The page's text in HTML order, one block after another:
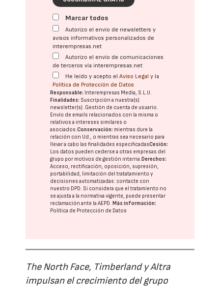
Marcar todos
Autorizo el envío de newsletters y
avisos informativos personalizados de
interempresas.net
Autorizo el envío de comunicaciones
de terceros vía interempresas.net
He leído y acepto elAviso Legal y la
Política de Protección de Datos
Responsable: Interempresas Media, S.L.U.
Finalidades: Suscripción a nuestra(s)
newsletter(s). Gestión de cuenta de usuario.
Envío de emails relacionados con la misma o
relativos a intereses similares o
asociados.Conservación: mientras dure la
relación con Ud., o mientras sea necesario para
llevar a cabo las finalidades especificadasCesión:
Los datos pueden cederse a otras empresas del
grupo por motivos de gestión interna.Derechos:
Acceso, rectificación, oposición, supresión,
portabilidad, limitación del tratatamiento y
decisiones automatizadas: contacte con
nuestro DPD. Si considera que el tratamiento no
se ajusta a la normativa vigente, puede presentar
reclamación ante laAEPD.Más información:
Política de Protección de Datos
The North Face, Timberland y Altra
impulsan el crecimiento del grupo